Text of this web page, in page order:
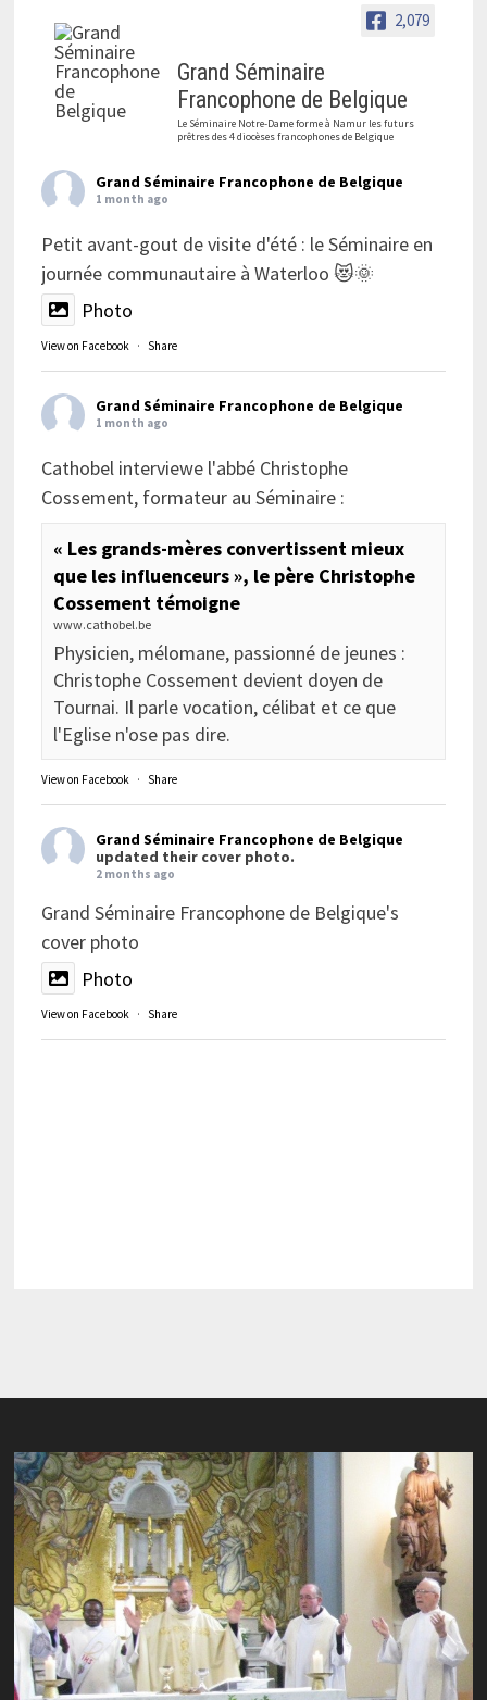
2,079
Grand Séminaire
Francophone de Belgique
Le Séminaire Notre-Dame forme à Namur les futurs
prêtres des 4 diocèses francophones de Belgique
Grand Séminaire Francophone de Belgique
1 month ago
Petit avant-gout de visite d'été : le Séminaire en
journée communautaire à Waterloo 😻🌞
Photo
View on Facebook · Share
Grand Séminaire Francophone de Belgique
1 month ago
Cathobel interviewe l'abbé Christophe
Cossement, formateur au Séminaire :
« Les grands-mères convertissent mieux
que les influenceurs », le père Christophe
Cossement témoigne
www.cathobel.be
Physicien, mélomane, passionné de jeunes :
Christophe Cossement devient doyen de
Tournai. Il parle vocation, célibat et ce que
l'Eglise n'ose pas dire.
View on Facebook · Share
Grand Séminaire Francophone de Belgique
updated their cover photo.
2 months ago
Grand Séminaire Francophone de Belgique's
cover photo
Photo
View on Facebook · Share